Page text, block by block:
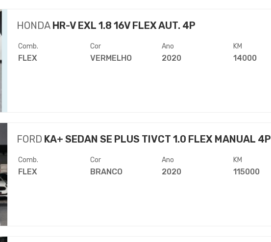
HONDAHR-V EXL 1.8 16V FLEX AUT. 4P
Comb.
FLEX
Cor
VERMELHO
Ano
2020
KM
14000
FORD KA+ SEDAN SE PLUS TIVCT 1.0 FLEX MANUAL 4P
Comb.
FLEX
Cor
BRANCO
Ano
2020
KM
115000